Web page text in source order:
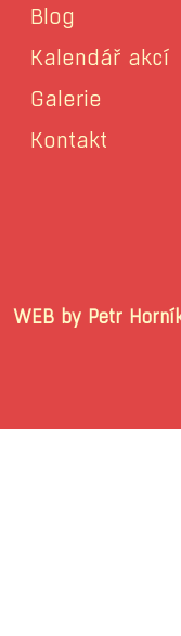
Blog
Kalendář akcí
Galerie
Kontakt
WEB by Petr